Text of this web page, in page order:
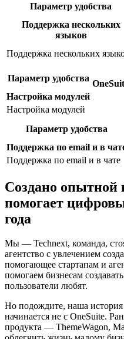
Параметр удобства
Поддержка нескольких
языков
Поддержка нескольких
Параметр удобства
Настройка модулей
Настройка модулей
Параметр удобства
Поддержка по email и в
Поддержка по email и в чате
Создано опытной
помогает
года
Мы — Technext, команда,
агентство с увлечением
помогающее стартапам и
помогаем бизнесам
пользователи любят.
Но подождите, наша
начинается не с OneSuite.
продукта — ThemeWagon,